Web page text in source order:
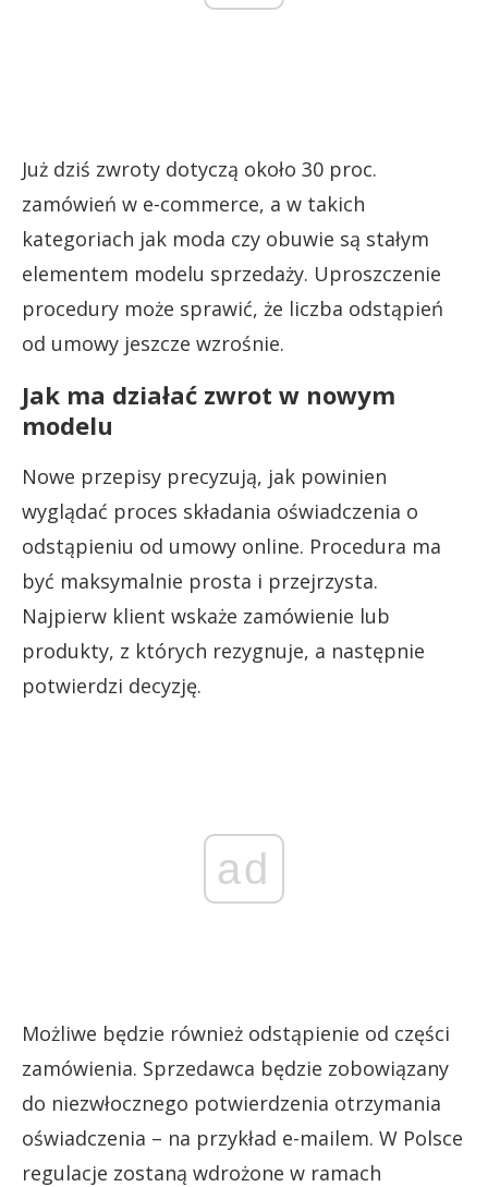
Już dziś zwroty dotyczą około 30 proc.
zamówień w e-commerce, a w takich
kategoriach jak moda czy obuwie są stałym
elementem modelu sprzedaży. Uproszczenie
procedury może sprawić, że liczba odstąpień
od umowy jeszcze wzrośnie.
Jak ma działać zwrot w nowym
modelu
Nowe przepisy precyzują, jak powinien
wyglądać proces składania oświadczenia o
odstąpieniu od umowy online. Procedura ma
być maksymalnie prosta i przejrzysta.
Najpierw klient wskaże zamówienie lub
produkty, z których rezygnuje, a następnie
potwierdzi decyzję.
ad
Możliwe będzie również odstąpienie od części
zamówienia. Sprzedawca będzie zobowiązany
do niezwłocznego potwierdzenia otrzymania
oświadczenia – na przykład e-mailem. W Polsce
regulacje zostaną wdrożone w ramach